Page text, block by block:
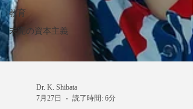
教育
未完の資本主義